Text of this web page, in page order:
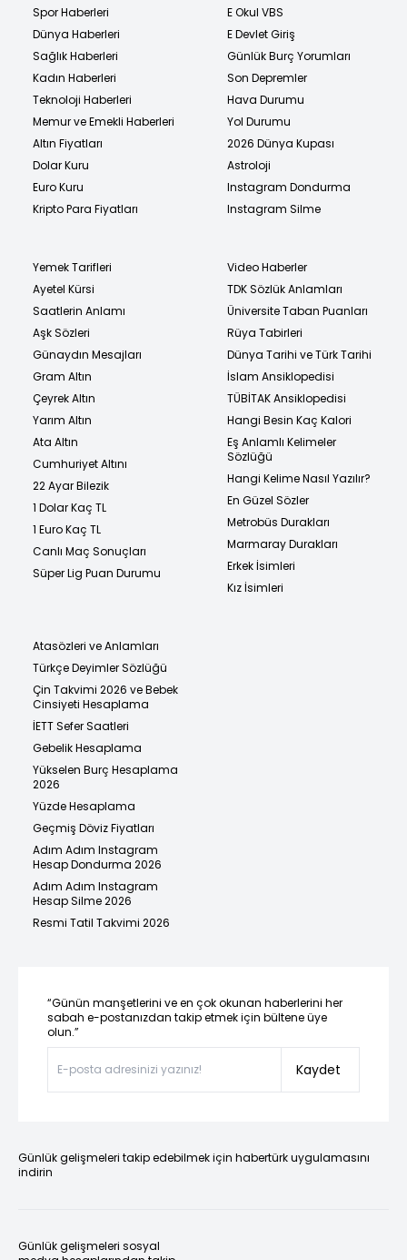
Spor Haberleri
Dünya Haberleri
Sağlık Haberleri
Kadın Haberleri
Teknoloji Haberleri
Memur ve Emekli Haberleri
Altın Fiyatları
Dolar Kuru
Euro Kuru
Kripto Para Fiyatları
E Okul VBS
E Devlet Giriş
Günlük Burç Yorumları
Son Depremler
Hava Durumu
Yol Durumu
2026 Dünya Kupası
Astroloji
Instagram Dondurma
Instagram Silme
Yemek Tarifleri
Ayetel Kürsi
Saatlerin Anlamı
Aşk Sözleri
Günaydın Mesajları
Gram Altın
Çeyrek Altın
Yarım Altın
Ata Altın
Cumhuriyet Altını
22 Ayar Bilezik
1 Dolar Kaç TL
1 Euro Kaç TL
Canlı Maç Sonuçları
Süper Lig Puan Durumu
Video Haberler
TDK Sözlük Anlamları
Üniversite Taban Puanları
Rüya Tabirleri
Dünya Tarihi ve Türk Tarihi
İslam Ansiklopedisi
TÜBİTAK Ansiklopedisi
Hangi Besin Kaç Kalori
Eş Anlamlı Kelimeler
Sözlüğü
Hangi Kelime Nasıl Yazılır?
En Güzel Sözler
Metrobüs Durakları
Marmaray Durakları
Erkek İsimleri
Kız İsimleri
Atasözleri ve Anlamları
Türkçe Deyimler Sözlüğü
Çin Takvimi 2026 ve Bebek
Cinsiyeti Hesaplama
İETT Sefer Saatleri
Gebelik Hesaplama
Yükselen Burç Hesaplama
2026
Yüzde Hesaplama
Geçmiş Döviz Fiyatları
Adım Adım Instagram
Hesap Dondurma 2026
Adım Adım Instagram
Hesap Silme 2026
Resmi Tatil Takvimi 2026
“Günün manşetlerini ve en çok okunan haberlerini her
sabah e-postanızdan takip etmek için bültene üye
olun.”
Kaydet
Günlük gelişmeleri takip edebilmek için habertürk uygulamasını
indirin
Günlük gelişmeleri sosyal